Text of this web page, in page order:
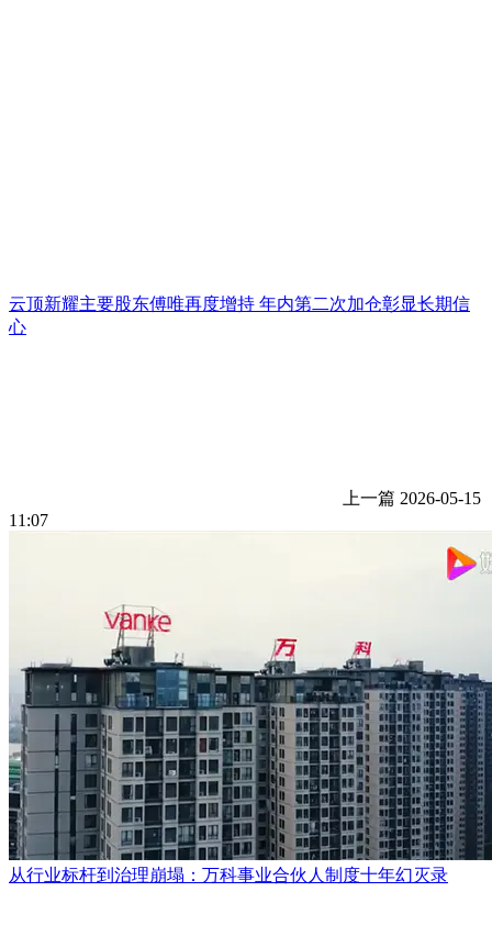
云顶新耀主要股东傅唯再度增持 年内第二次加仓彰显长期信
心
上一篇 2026-05-15
11:07
从行业标杆到治理崩塌：万科事业合伙人制度十年幻灭录